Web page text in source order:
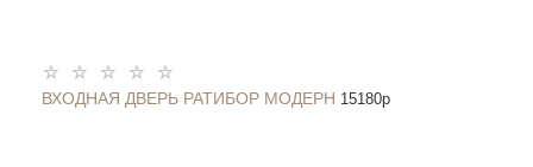
ВХОДНАЯ ДВЕРЬ РАТИБОР МОДЕРН 15180p